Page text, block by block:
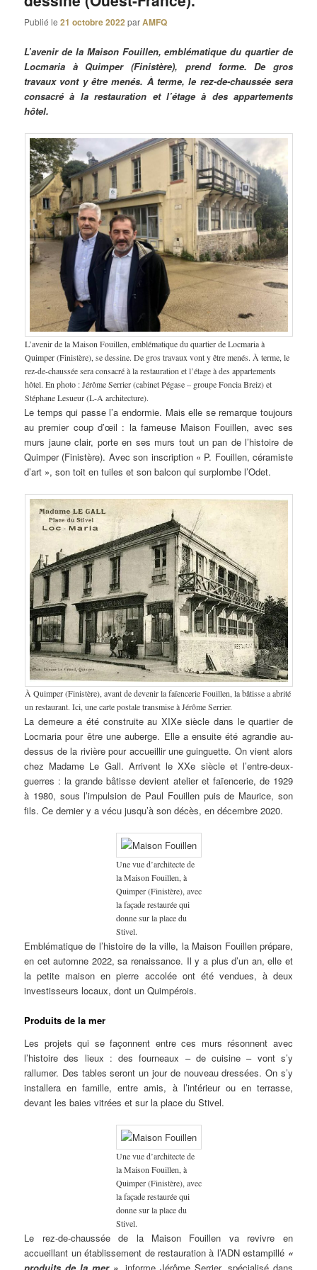
Publié le21 octobre 2022 parAMFQ
L’avenir de la Maison Fouillen, emblématique du quartier de
Locmaria à Quimper (Finistère), prend forme. De gros
travaux vont y être menés. À terme, le rez-de-chaussée sera
consacré à la restauration et l’étage à des appartements
hôtel.
L’avenir de la Maison Fouillen, emblématique du quartier de Locmaria à
Quimper (Finistère), se dessine. De gros travaux vont y être menés. À terme, le
rez-de-chaussée sera consacré à la restauration et l’étage à des appartements
hôtel. En photo : Jérôme Serrier (cabinet Pégase – groupe Foncia Breiz) et
Stéphane Lesueur (L-A architecture).
Le temps qui passe l’a endormie. Mais elle se remarque toujours
au premier coup d’œil : la fameuse Maison Fouillen, avec ses
murs jaune clair, porte en ses murs tout un pan de l’histoire de
Quimper (Finistère). Avec son inscription « P. Fouillen, céramiste
d’art », son toit en tuiles et son balcon qui surplombe l’Odet.
À Quimper (Finistère), avant de devenir la faïencerie Fouillen, la bâtisse a abrité
un restaurant. Ici, une carte postale transmise à Jérôme Serrier.
La demeure a été construite au XIXe siècle dans le quartier de
Locmaria pour être une auberge. Elle a ensuite été agrandie au-
dessus de la rivière pour accueillir une guinguette. On vient alors
chez Madame Le Gall. Arrivent le XXe siècle et l’entre-deux-
guerres : la grande bâtisse devient atelier et faïencerie, de 1929
à 1980, sous l’impulsion de Paul Fouillen puis de Maurice, son
fils. Ce dernier y a vécu jusqu’à son décès, en décembre 2020.
Une vue d’architecte de
la Maison Fouillen, à
Quimper (Finistère), avec
la façade restaurée qui
donne sur la place du
Stivel.
Emblématique de l’histoire de la ville, la Maison Fouillen prépare,
en cet automne 2022, sa renaissance. Il y a plus d’un an, elle et
la petite maison en pierre accolée ont été vendues, à deux
investisseurs locaux, dont un Quimpérois.
Produits de la mer
Les projets qui se façonnent entre ces murs résonnent avec
l’histoire des lieux : des fourneaux – de cuisine – vont s’y
rallumer. Des tables seront un jour de nouveau dressées. On s’y
installera en famille, entre amis, à l’intérieur ou en terrasse,
devant les baies vitrées et sur la place du Stivel.
Une vue d’architecte de
la Maison Fouillen, à
Quimper (Finistère), avec
la façade restaurée qui
donne sur la place du
Stivel.
Le rez-de-chaussée de la Maison Fouillen va revivre en
accueillant un établissement de restauration à l’ADN estampillé «